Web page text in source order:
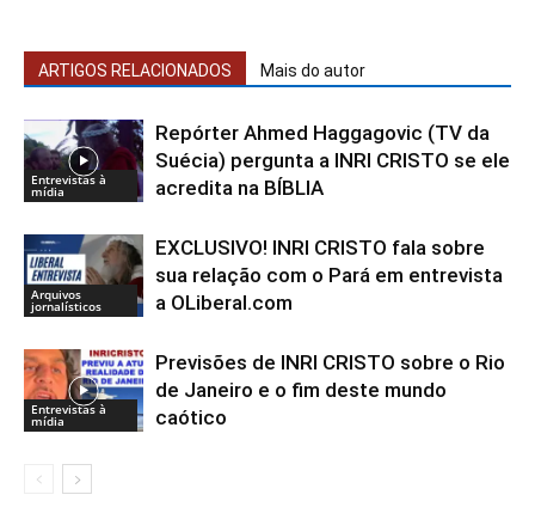
ARTIGOS RELACIONADOS Mais do autor
Entrevistas à
mídia
Repórter Ahmed Haggagovic (TV da
Suécia) pergunta a INRI CRISTO se ele
acredita na BÍBLIA
Arquivos
jornalísticos
EXCLUSIVO! INRI CRISTO fala sobre
sua relação com o Pará em entrevista
a OLiberal.com
Entrevistas à
mídia
Previsões de INRI CRISTO sobre o Rio
de Janeiro e o fim deste mundo
caótico